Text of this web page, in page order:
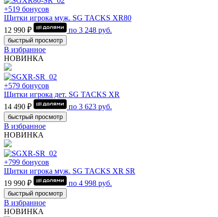
+519 бонусов
Щитки игрока муж. SG TACKS XR80
12 990 ₽
по 3 248 руб.
быстрый просмотр
В избранное
НОВИНКА
+579 бонусов
Щитки игрока дет. SG TACKS XR
14 490 ₽
по 3 623 руб.
быстрый просмотр
В избранное
НОВИНКА
+799 бонусов
Щитки игрока муж. SG TACKS XR SR
19 990 ₽
по 4 998 руб.
быстрый просмотр
В избранное
НОВИНКА